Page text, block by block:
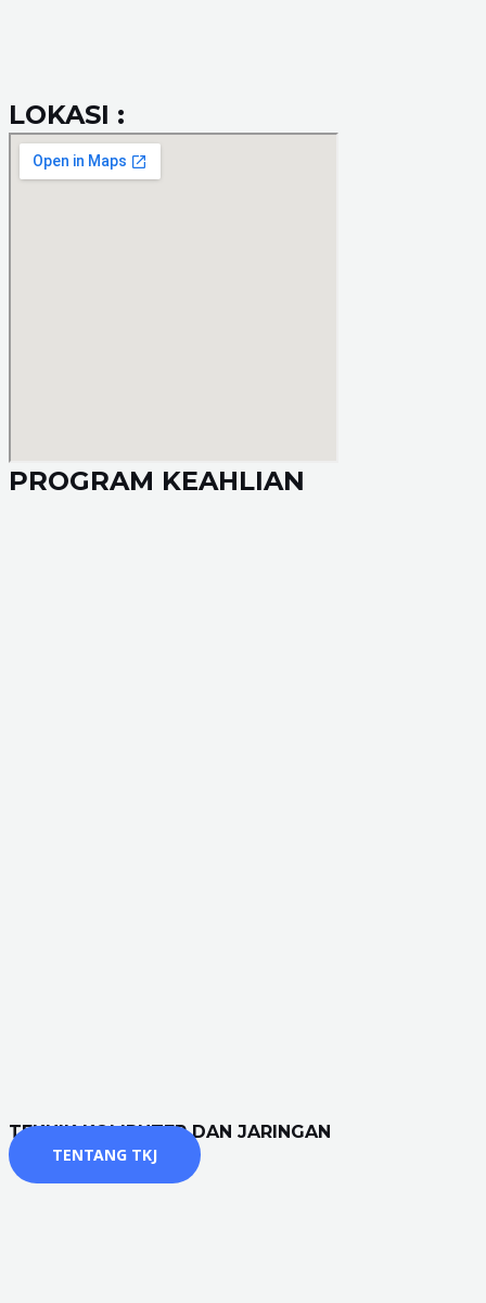
LOKASI :
PROGRAM KEAHLIAN
TEKNIK KOMPUTER DAN JARINGAN
TENTANG TKJ